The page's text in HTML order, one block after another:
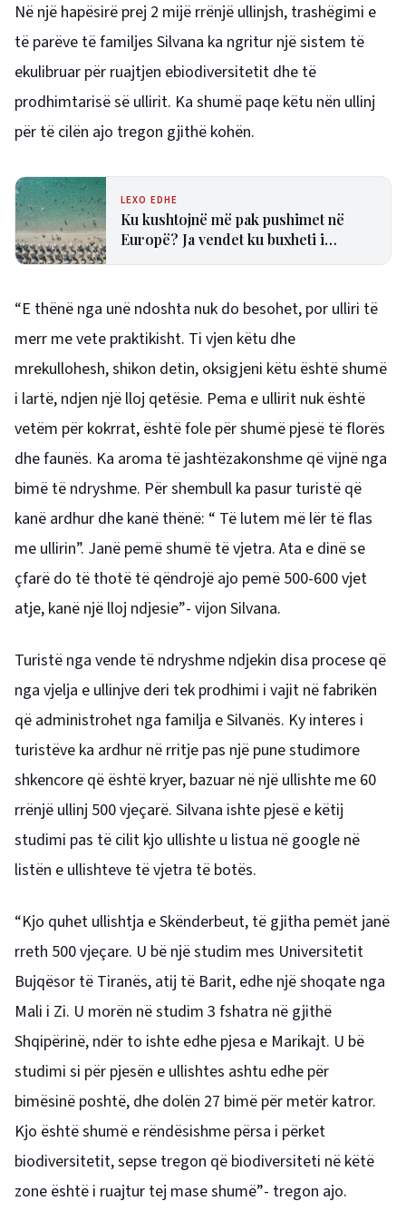
Në një hapësirë prej 2 mijë rrënjë ullinjsh, trashëgimi e
të parëve të familjes Silvana ka ngritur një sistem të
ekulibruar për ruajtjen ebiodiversitetit dhe të
prodhimtarisë së ullirit. Ka shumë paqe këtu nën ullinj
për të cilën ajo tregon gjithë kohën.
LEXO EDHE
Ku kushtojnë më pak pushimet në
Europë? Ja vendet ku buxheti i
“E thënë nga unë ndoshta nuk do besohet, por ulliri të
merr me vete praktikisht. Ti vjen këtu dhe
mrekullohesh, shikon detin, oksigjeni këtu është shumë
i lartë, ndjen një lloj qetësie. Pema e ullirit nuk është
vetëm për kokrrat, është fole për shumë pjesë të florës
dhe faunës. Ka aroma të jashtëzakonshme që vijnë nga
bimë të ndryshme. Për shembull ka pasur turistë që
kanë ardhur dhe kanë thënë: “ Të lutem më lër të flas
me ullirin”. Janë pemë shumë të vjetra. Ata e dinë se
çfarë do të thotë të qëndrojë ajo pemë 500-600 vjet
atje, kanë një lloj ndjesie”- vijon Silvana.
Turistë nga vende të ndryshme ndjekin disa procese që
nga vjelja e ullinjve deri tek prodhimi i vajit në fabrikën
që administrohet nga familja e Silvanës. Ky interes i
turistëve ka ardhur në rritje pas një pune studimore
shkencore që është kryer, bazuar në një ullishte me 60
rrënjë ullinj 500 vjeçarë. Silvana ishte pjesë e këtij
studimi pas të cilit kjo ullishte u listua në google në
listën e ullishteve të vjetra të botës.
“Kjo quhet ullishtja e Skënderbeut, të gjitha pemët janë
rreth 500 vjeçare. U bë një studim mes Universitetit
Bujqësor të Tiranës, atij të Barit, edhe një shoqate nga
Mali i Zi. U morën në studim 3 fshatra në gjithë
Shqipërinë, ndër to ishte edhe pjesa e Marikajt. U bë
studimi si për pjesën e ullishtes ashtu edhe për
bimësinë poshtë, dhe dolën 27 bimë për metër katror.
Kjo është shumë e rëndësishme përsa i përket
biodiversitetit, sepse tregon që biodiversiteti në këtë
zone është i ruajtur tej mase shumë”- tregon ajo.